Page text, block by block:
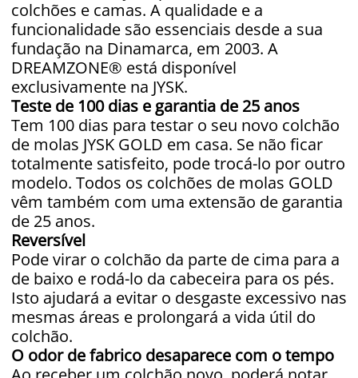
colchões e camas. A qualidade e a
funcionalidade são essenciais desde a sua
fundação na Dinamarca, em 2003. A
DREAMZONE® está disponível
exclusivamente na JYSK.
Teste de 100 dias e garantia de 25 anos
Tem 100 dias para testar o seu novo colchão
de molas JYSK GOLD em casa. Se não ficar
totalmente satisfeito, pode trocá-lo por outro
modelo. Todos os colchões de molas GOLD
vêm também com uma extensão de garantia
de 25 anos.
Reversível
Pode virar o colchão da parte de cima para a
de baixo e rodá-lo da cabeceira para os pés.
Isto ajudará a evitar o desgaste excessivo nas
mesmas áreas e prolongará a vida útil do
colchão.
O odor de fabrico desaparece com o tempo